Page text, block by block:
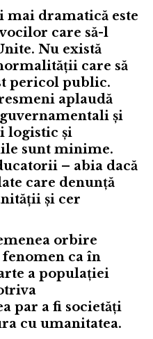
mai dramatică este
care să-l
Nu există
care să
pericol public.
aplaudă
și
logistic și
sunt minime.
– abia dacă
care denunță
și cer
orbire
fenomen ca în
a populației
par a fi societăți
cu umanitatea.